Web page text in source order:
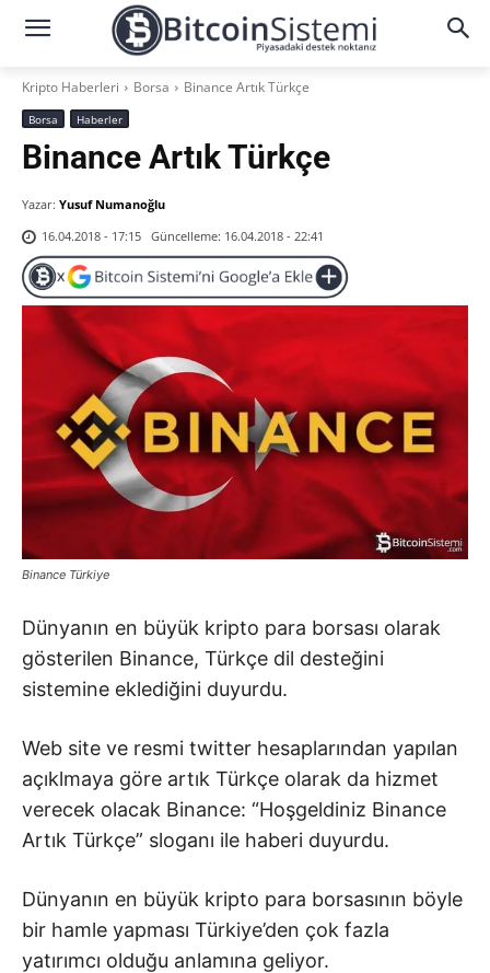
Kripto Haberleri Borsa Binance Artık Türkçe
Borsa Haberler
Binance Artık Türkçe
Yazar: Yusuf Numanoğlu
16.04.2018 - 17:15 Güncelleme: 16.04.2018 - 22:41
Binance Türkiye
Dünyanın en büyük kripto para borsası olarak
gösterilen Binance, Türkçe dil desteğini
sistemine eklediğini duyurdu.
Web site ve resmi twitter hesaplarından yapılan
açıklmaya göre artık Türkçe olarak da hizmet
verecek olacak Binance: “Hoşgeldiniz Binance
Artık Türkçe” sloganı ile haberi duyurdu.
Dünyanın en büyük kripto para borsasının böyle
bir hamle yapması Türkiye’den çok fazla
yatırımcı olduğu anlamına geliyor.